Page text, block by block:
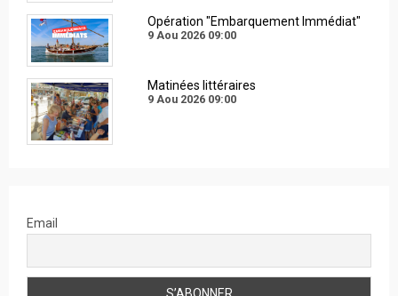
Opération "Embarquement Immédiat"
9 Aou 2026 09:00
Matinées littéraires
9 Aou 2026 09:00
Email